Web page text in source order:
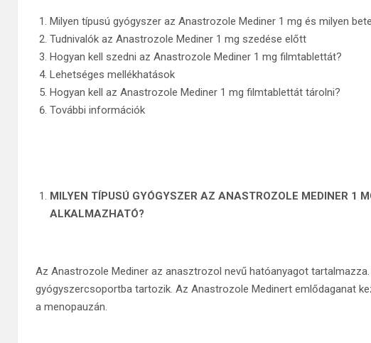
Milyen típusú gyógyszer az Anastrozole Mediner 1 mg és milyen
Tudnivalók az Anastrozole Mediner 1 mg szedése előtt
Hogyan kell szedni az Anastrozole Mediner 1 mg filmtablettát?
Lehetséges mellékhatások
Hogyan kell az Anastrozole Mediner 1 mg filmtablettát tárolni?
További információk
MILYEN TÍPUSÚ GYÓGYSZER AZ ANASTROZOLE MEDINER 1
ALKALMAZHATÓ?
Az Anastrozole Mediner az anasztrozol nevű hatóanyagot
gyógyszercsoportba tartozik. Az Anastrozole Medinert emlődaganat
a menopauzán.